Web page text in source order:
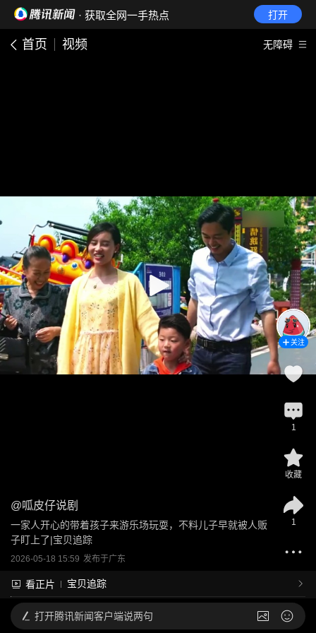
· 获取全网一手热点 打开
首页 视频 无障碍
@呱皮仔说剧
一家人开心的带着孩子来游乐场玩耍，不料儿子早就被人贩
子盯上了|宝贝追踪
2026-05-18 15:59 发布于广东
看正片 宝贝追踪
关注
1
收藏
1
打开腾讯新闻客户端说两句